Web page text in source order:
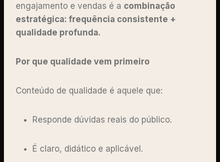
engajamento e vendas é a combinação
estratégica: frequência consistente +
qualidade profunda.
Por que qualidade vem primeiro
Conteúdo de qualidade é aquele que:
Responde dúvidas reais do público.
É claro, didático e aplicável.